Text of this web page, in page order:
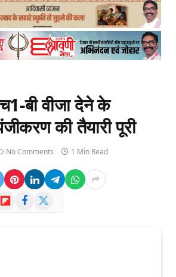
बी वीजा देने के
की तैयारी पूरी
No Comments 1 Min Read
FlipboardFacebook